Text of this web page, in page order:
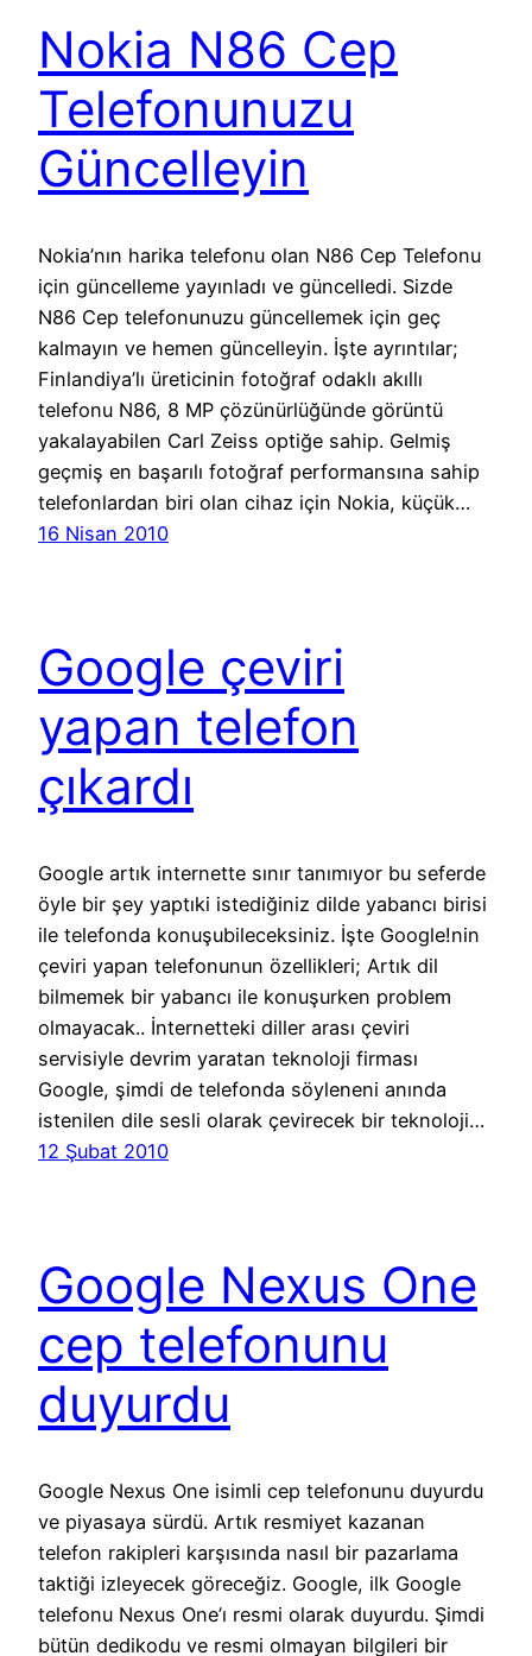
Nokia N86 Cep
Telefonunuzu
Güncelleyin
Nokia’nın harika telefonu olan N86 Cep Telefonu
için güncelleme yayınladı ve güncelledi. Sizde
N86 Cep telefonunuzu güncellemek için geç
kalmayın ve hemen güncelleyin. İşte ayrıntılar;
Finlandiya’lı üreticinin fotoğraf odaklı akıllı
telefonu N86, 8 MP çözünürlüğünde görüntü
yakalayabilen Carl Zeiss optiğe sahip. Gelmiş
geçmiş en başarılı fotoğraf performansına sahip
telefonlardan biri olan cihaz için Nokia, küçük…
16 Nisan 2010
Google çeviri
yapan telefon
çıkardı
Google artık internette sınır tanımıyor bu seferde
öyle bir şey yaptıki istediğiniz dilde yabancı birisi
ile telefonda konuşubileceksiniz. İşte Google!nin
çeviri yapan telefonunun özellikleri; Artık dil
bilmemek bir yabancı ile konuşurken problem
olmayacak.. İnternetteki diller arası çeviri
servisiyle devrim yaratan teknoloji firması
Google, şimdi de telefonda söyleneni anında
istenilen dile sesli olarak çevirecek bir teknoloji…
12 Şubat 2010
Google Nexus One
cep telefonunu
duyurdu
Google Nexus One isimli cep telefonunu duyurdu
ve piyasaya sürdü. Artık resmiyet kazanan
telefon rakipleri karşısında nasıl bir pazarlama
taktiği izleyecek göreceğiz. Google, ilk Google
telefonu Nexus One’ı resmi olarak duyurdu. Şimdi
bütün dedikodu ve resmi olmayan bilgileri bir